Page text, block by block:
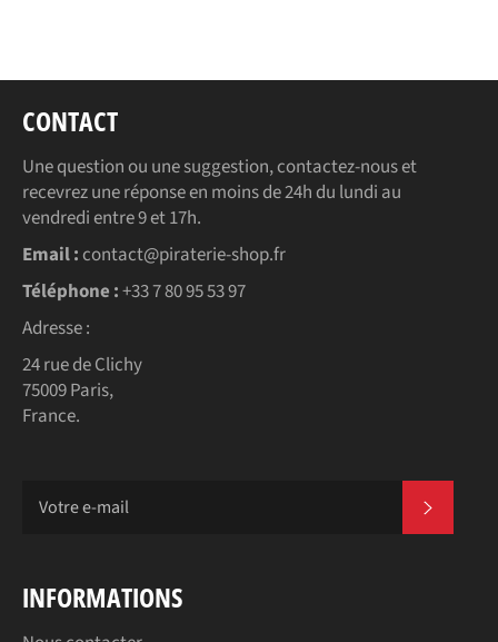
CONTACT
Une question ou une suggestion, contactez-nous et
recevrez une réponse en moins de 24h du lundi au
vendredi entre 9 et 17h.
Email : contact@piraterie-shop.fr
Téléphone :+33 7 80 95 53 97
Adresse :
24 rue de Clichy
75009 Paris,
France.
INFORMATIONS